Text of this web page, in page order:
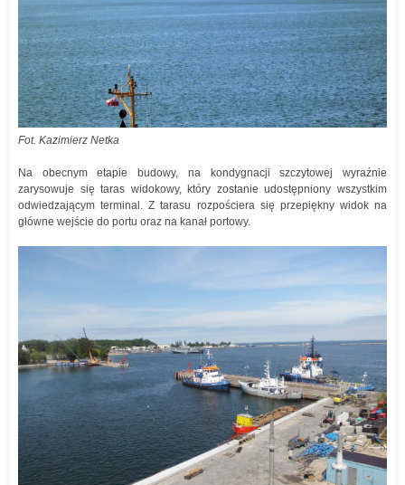
Fot. Kazimierz Netka
Na obecnym etapie budowy, na kondygnacji szczytowej wyraźnie
zarysowuje się taras widokowy, który zostanie udostępniony wszystkim
odwiedzającym terminal. Z tarasu rozpościera się przepiękny widok na
główne wejście do portu oraz na kanał portowy.